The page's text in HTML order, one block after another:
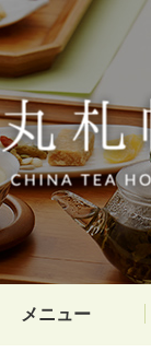
メニュー